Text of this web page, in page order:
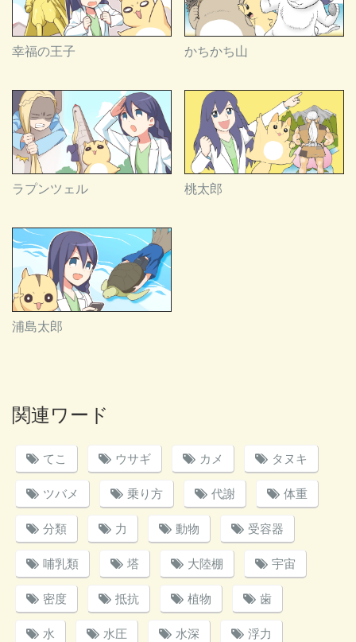
幸福の王子 かちかち山
ラプンツェル 桃太郎
浦島太郎
関連ワード
てこ ウサギ カメ タヌキ
ツバメ 乗り方 代謝 体重
分類 力 動物 受容器
哺乳類 塔 大陸棚 宇宙
密度 抵抗 植物 歯
水 水圧 水深 浮力